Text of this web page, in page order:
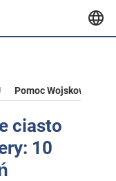
Pomoc Wojskowa Dla
ciasto
10